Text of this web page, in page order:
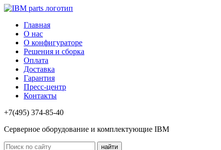
Главная
О нас
О конфигураторе
Решения и сборка
Оплата
Доставка
Гарантия
Пресс-центр
Контакты
+7(495) 374-85-40
Серверное оборудование и комплектующие IBM